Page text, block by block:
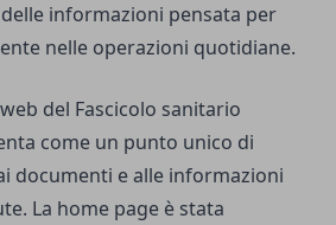
informazioni pensata per
nelle operazioni quotidiane.
del Fascicolo sanitario
come un punto unico di
documenti e alle informazioni
La home page è stata